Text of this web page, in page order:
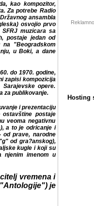
kao kompozitor,
Za potrebe Radio
ansambla
osvojio prvo
muzicara sa
jedan od pokretaca
prolecu" i maticnoj
ribajuci, "za svoju
1970. godine, na
kompozicija sa
opere. Kompilacija
i prezentaciju
postaje
veoma negativnu
a to je odricanje i
narodne muzike.
pokušavši
i koji su postali
Podgorici? - prim.
vremena i
je